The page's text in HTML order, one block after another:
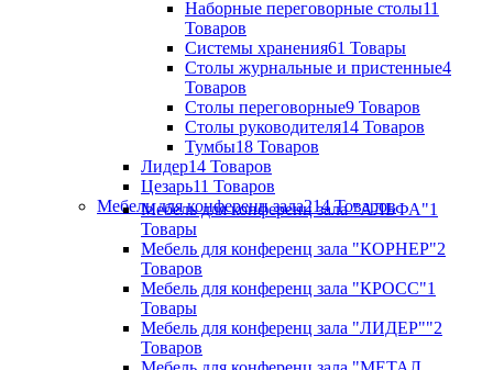
Наборные переговорные столы11
Товаров
Системы хранения61 Товары
Столы журнальные и пристенные4
Товаров
Столы переговорные9 Товаров
Столы руководителя14 Товаров
Тумбы18 Товаров
Лидер14 Товаров
Цезарь11 Товаров
Мебель для конференц зала214 Товаров
Мебель для конференц зала "АЛЬФА"1
Товары
Мебель для конференц зала "КОРНЕР"2
Товаров
Мебель для конференц зала "КРОСС"1
Товары
Мебель для конференц зала "ЛИДЕР""2
Товаров